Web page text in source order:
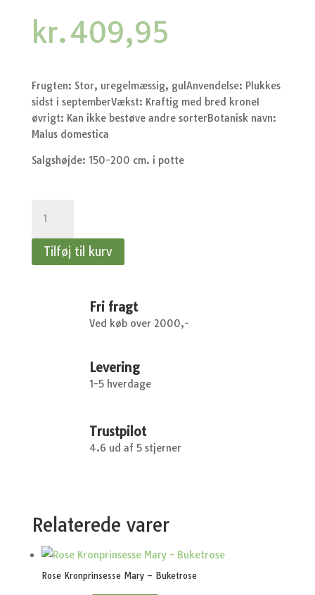
kr.409,95
Frugten: Stor, uregelmæssig, gulAnvendelse: Plukkes
sidst i septemberVækst: Kraftig med bred kroneI
øvrigt: Kan ikke bestøve andre sorterBotanisk navn:
Malus domestica
Salgshøjde: 150-200 cm. i potte
Gul
Gråsten
Tilføj til kurv
Fri fragt
Ved køb over 2000,-
Levering
1-5 hverdage
Trustpilot
4.6 ud af 5 stjerner
Relaterede varer
Rose Kronprinsesse Mary – Buketrose